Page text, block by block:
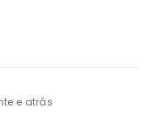
e atrás